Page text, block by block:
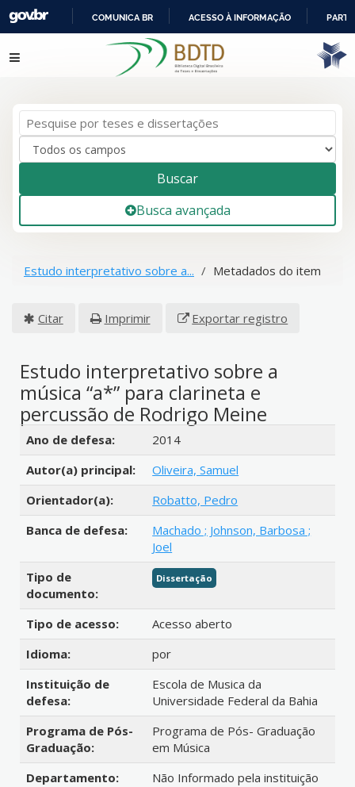
IR
PARA
COMUNICA BR ACESSO À INFORMAÇÃO
Pular para o conteúdo
Buscar
Busca avançada
Estudo interpretativo sobre a... Metadados do item
Citar Imprimir Exportar registro
Estudo interpretativo sobre a
música “a*” para clarineta e
percussão de Rodrigo Meine
Detalhes bibliográficos
Ano de defesa:
2014
Autor(a) principal:
Oliveira, Samuel
Orientador(a):
Robatto, Pedro
Banca de defesa:
Machado ; Johnson, Barbosa ;
Joel
Tipo de
documento:
Dissertação
Tipo de acesso:
Acesso aberto
Idioma:
por
Instituição de
defesa:
Escola de Musica da
Universidade Federal da Bahia
Programa de Pós-
Graduação:
Programa de Pós- Graduação
em Música
Departamento:
Não Informado pela instituição